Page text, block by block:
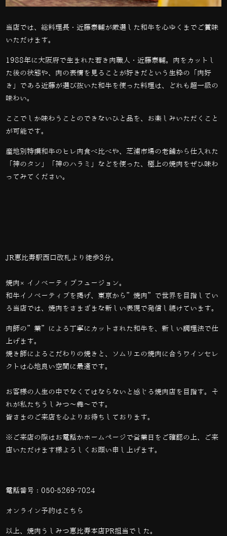
当店では、総料理長・近藤泰輔が厳選した和牛を心ゆくまでご賞味
いただけます。
1988年に大阪府で生まれた若き肉職人・近藤泰輔。肉をカットし
た後の状態や、肉の表情を見ることが好きだという生粋の「肉好
き」である近藤が選び抜いた和牛を使った料理は、どれも超一級の
味わい。
ここでしか味わうことのできないひと品を、お楽しみいただくこと
が可能です。
産地別特撰和牛のヒレ肉食べ比べや、芝浦市場の老舗から仕入れた
「神のタン」「神のハラミ」などを使った、極上の焼肉をぜひ味わ
ってみてください。
JR恵比寿駅西口改札より徒歩3分。
焼肉×イノベーティブフュージョン。
和牛イノベーティブを掲げ、東京から”焼肉”で世界を目指してい
る当店では、焼肉をさまざまな新しい表現で発信し続けています。
肉師の”業”による丁寧にカットされた和牛を、新しい調理法で仕
上げます。
焼き師によるこだわりの焼きと、ソムリエの焼肉に合うワインセレ
クトは心地良い空間に最適です。
お客様の人生の中でなくてはならないと感じる焼肉店を目指す。そ
れが私たちうしみつ～犇～です。
皆さまのご来店を心よりお待ちしております。
※ご来店の際はお電話かホームページで営業日をご確認の上、ご来
店いただけます様よろしくお願い申し上げます。
電話番号： 050-5269-7024
オンライン予約は こちら
以上、焼肉うしみつ恵比寿本店PR担当でした。